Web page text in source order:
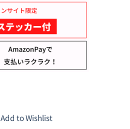
Add to Wishlist